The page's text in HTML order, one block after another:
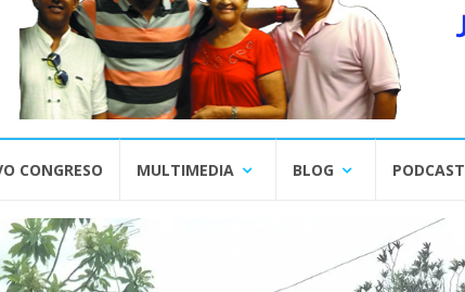
CONGRESO MULTIMEDIA BLOG PODCAST